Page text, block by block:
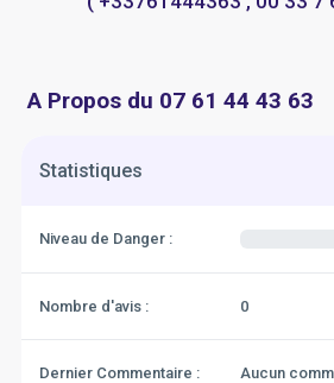
A Propos du 07 61 44 43 63
Statistiques
Niveau de Danger :
Nombre d'avis : 0
Dernier Commentaire : Aucun